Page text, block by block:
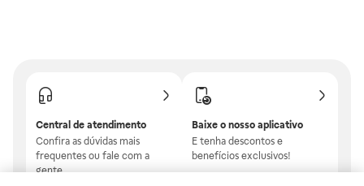
Central de atendimento
Confira as dúvidas mais
frequentes ou fale com a
gente.
Baixe o nosso aplicativo
E tenha descontos e
benefícios exclusivos!